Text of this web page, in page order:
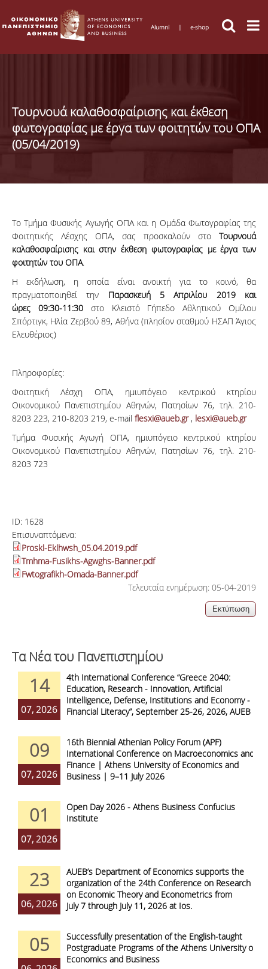
Alumni | e-shop
Τουρνουά καλαθοσφαίρισης και έκθεση
φωτογραφίας με έργα των φοιτητών του ΟΠΑ
(05/04/2019)
Το Τμήμα Φυσικής Αγωγής ΟΠΑ και η Ομάδα Φωτογραφίας της
Φοιτητικής Λέσχης ΟΠΑ, σας προσκαλούν στο Τουρνουά
καλαθοσφαίρισης και στην έκθεση φωτογραφίας με έργα των
φοιτητών του ΟΠΑ.
Η εκδήλωση, η οποία είναι ανοικτή για το κοινό, θα
πραγματοποιηθεί την Παρασκευή 5 Απριλίου 2019 και
ώρες 09:30-11:30 στο Κλειστό Γήπεδο Αθλητικού Ομίλου
Σπόρτιγκ, Ηλία Ζερβού 89, Αθήνα (πλησίον σταθμού ΗΣΑΠ Άγιος
Ελευθέριος)
Πληροφορίες:
Φοιτητική Λέσχη ΟΠΑ, ημιυπόγειο κεντρικού κτηρίου
Οικονομικού Πανεπιστημίου Αθηνών, Πατησίων 76, τηλ. 210-
8203 223, 210-8203 219, e-mail flesxi@aueb.gr, lesxi@aueb.gr
Τμήμα Φυσικής Αγωγή ΟΠΑ, ημιυπόγειο κεντρικού κτηρίου
Οικονομικού Πανεπιστημίου Αθηνών, Πατησίων 76, τηλ. 210-
8203 723
ID: 1628
Επισυναπτόμενα:
Proskl-Eklhwsh_05.04.2019.pdf
Tmhma-Fusikhs-Agwghs-Banner.pdf
Fwtografikh-Omada-Banner.pdf
Τελευταία ενημέρωση: 05-04-2019
Τα Νέα του Πανεπιστημίου
14
07, 2026
4th International Conference “Greece 2040:
Education, Research - Innovation, Artificial
Intelligence, Defense, Institutions and Economy -
Financial Literacy”, September 25-26, 2026, AUEB
09
07, 2026
16th Biennial Athenian Policy Forum (APF)
International Conference on Macroeconomics and
Finance | Athens University of Economics and
Business | 9–11 July 2026
01
07, 2026
Open Day 2026 - Athens Business Confucius
Institute
23
06, 2026
AUEB’s Department of Economics supports the
organization of the 24th Conference on Research
on Economic Theory and Econometrics from
July 7 through July 11, 2026 at Ios.
05
Successfully presentation of the English-taught
Postgraduate Programs of the Athens University of
Economics and Business